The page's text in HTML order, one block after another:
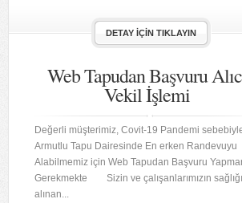
DETAY İÇIN TIKLAYIN
Web Tapudan Başvuru
Vekil İşlemi
Değerli müşterimiz, Covit-19 Pandemi
Armutlu Tapu Dairesinde En erken Randevuyu
Alabilmemiz için Web Tapudan Başvuru
Gerekmekte Sizin ve çalışanlarımızın
alınan...